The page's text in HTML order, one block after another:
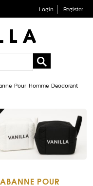
Login Register
Pour Homme Deodorant
POUR